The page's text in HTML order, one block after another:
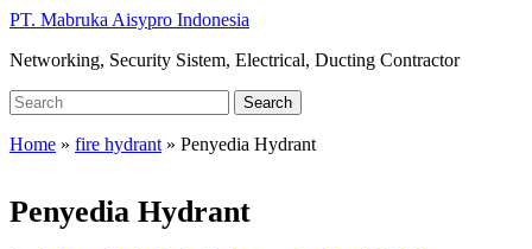
Skip
main
PT. Mabruka Aisypro Indonesia
Networking, Security Sistem, Electrical, Ducting Contractor
Search
for:
Search
Home » fire hydrant » Penyedia Hydrant
Penyedia Hydrant